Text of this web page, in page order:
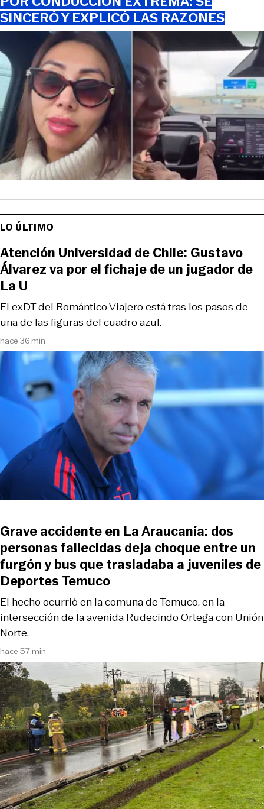
SINCERÓ Y EXPLICÓ LAS RAZONES
LO ÚLTIMO
hace 36 min
El exDT del Romántico Viajero está tras los pasos de
una de las figuras del cuadro azul.
Atención Universidad de Chile: Gustavo
Álvarez va por el fichaje de un jugador de
La U
hace 57 min
El hecho ocurrió en la comuna de Temuco, en la
intersección de la avenida Rudecindo Ortega con Unión
Norte.
Grave accidente en La Araucanía: dos
personas fallecidas deja choque entre un
furgón y bus que trasladaba a juveniles de
Deportes Temuco